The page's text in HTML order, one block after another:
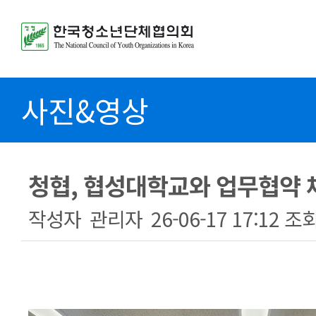
사진&영상
청협, 협성대학교와 업무협약
작성자 관리자 26-06-17 17:12 조